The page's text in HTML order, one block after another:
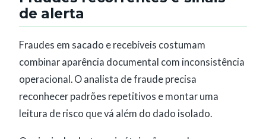
de alerta
Fraudes em sacado e recebíveis costumam
combinar aparência documental com inconsistência
operacional. O analista de fraude precisa
reconhecer padrões repetitivos e montar uma
leitura de risco que vá além do dado isolado.